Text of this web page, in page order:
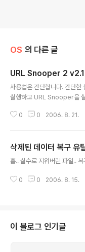
OS 의 다른 글
URL Snooper 2
사용법은 간단합니다. 간단한
실행하고 URL Snooper을
URL 목록을 추출하여 보여줍
다. 단, 웹사이트에서 다운로
다운로드가 불가능할 수 있습
게 해둔 경우가 대부분입니
0 0 2006. 8. 21.
삭제된 데이터 복구 유
흠.. 실수로 지워버린 파일.. 복
0 0 2006. 8. 15.
이 블로그 인기글